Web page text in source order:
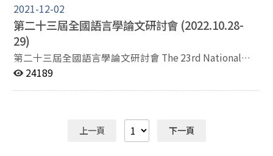
圖象和繪畫混淆也不要把以前的技術和電算機時代出現的
技術混為一談 。我們應當正視專家們的警告但同時也質疑
人文主義是否如此容易在面對當前的科技性時就黯然失
色。智慧、藝術與精神傳統究竟只是過時的藝品，抑或它
們仍然以一種更為基本的方式定義現在的我們與未來我們
會變成什麼？ 以上學者的思想之共通主題在於，意象或成
像作為科技和文化的實踐具有跨越過去、現在、未來的特
的）的文章都歡迎賜稿 。 • Digital Humanities and the
changing role of literature • Big Data, computation
2021-12-02
第二十三屆全國語言學論文研討會 (2022.10.28-
29)
第二十三屆全國語言學論文研討會 The 23rd National
Conference on Linguistics (NCL) 會議網址：
Linguistics， NCL），是由台灣語言學學會協調，由各校
輪流舉辦的全國性語言學研討會，旨在經由一年一度的聚
24189
上一頁 下一頁